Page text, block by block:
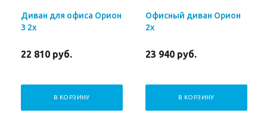
Диван для офиса Орион
3 2х
22 810 руб.
В КОРЗИНУ
Офисный диван Орион
2х
23 940 руб.
В КОРЗИНУ